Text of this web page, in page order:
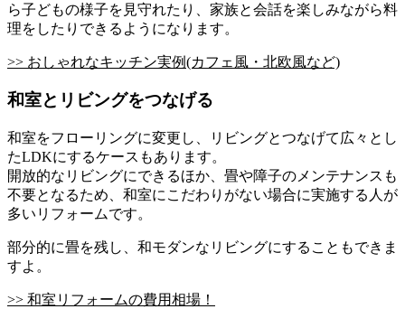
ら子どもの様子を見守れたり、家族と会話を楽しみながら料
理をしたりできるようになります。
>> おしゃれなキッチン実例(カフェ風・北欧風など)
和室とリビングをつなげる
和室をフローリングに変更し、リビングとつなげて広々とし
たLDKにするケースもあります。
開放的なリビングにできるほか、畳や障子のメンテナンスも
不要となるため、和室にこだわりがない場合に実施する人が
多いリフォームです。
部分的に畳を残し、和モダンなリビングにすることもできま
すよ。
>> 和室リフォームの費用相場！